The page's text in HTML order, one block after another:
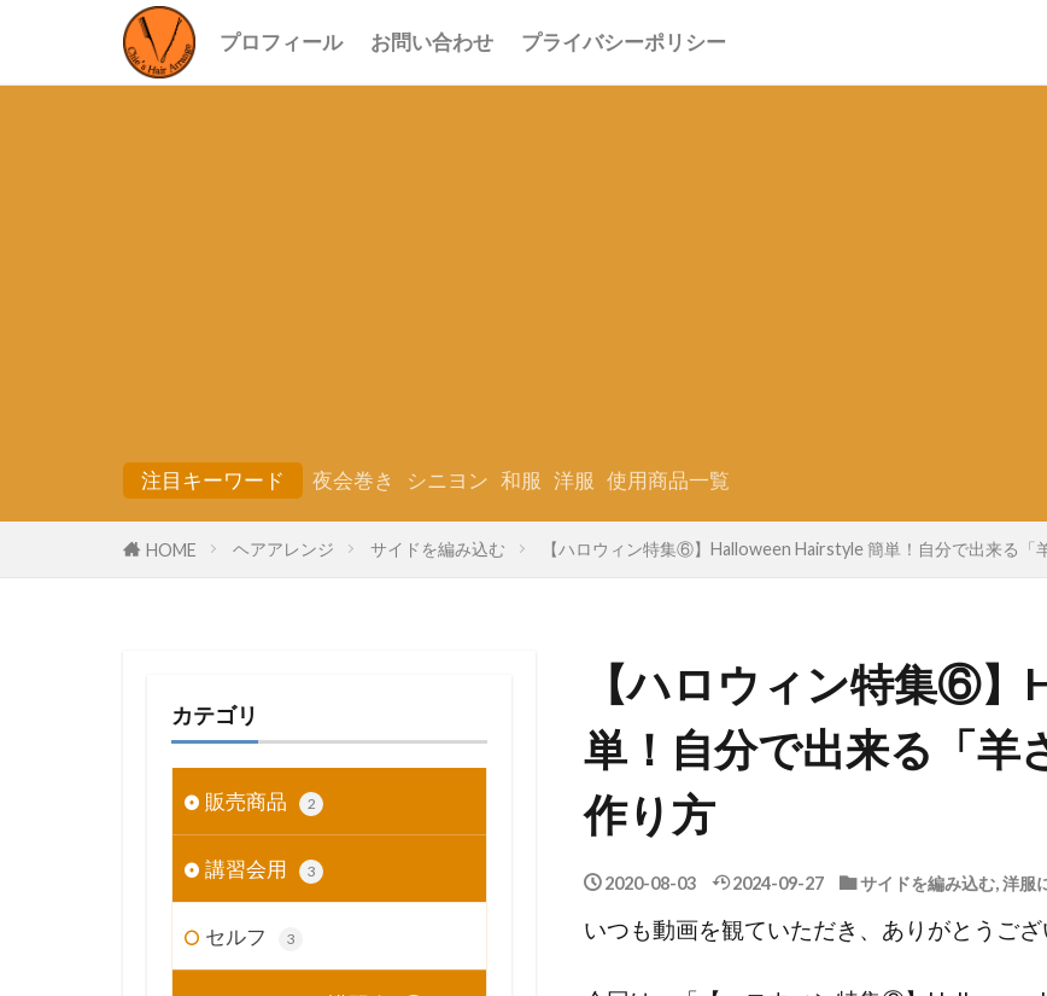
プロフィール お問い合わせ プライバシーポリシー
注目キーワード 夜会巻き シニヨン 和服 洋服 使用商品一覧
HOME ヘアアレンジ サイドを編み込む 【ハロウィン特集⑥】Halloween Hairstyle 簡単！自分で出来る「
【ハロウィン特集⑥
単！自分で出来る「羊
作り方
2020-08-03 2024-09-27 サイドを編み込む,洋服
カテゴリ
販売商品 2
講習会用 3
セルフ 3